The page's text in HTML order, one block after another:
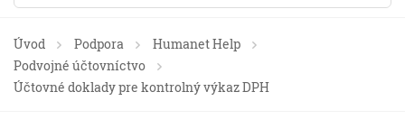
Úvod Podpora
Humanet Help
Podvojné účtovníctvo
Účtovné doklady pre kontrolný výkaz DPH